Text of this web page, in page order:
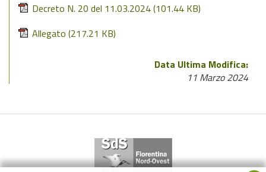
Decreto N. 20 del 11.03.2024(101.44 KB)
Allegato (217.21 KB)
Data Ultima Modifica:
11 Marzo 2024